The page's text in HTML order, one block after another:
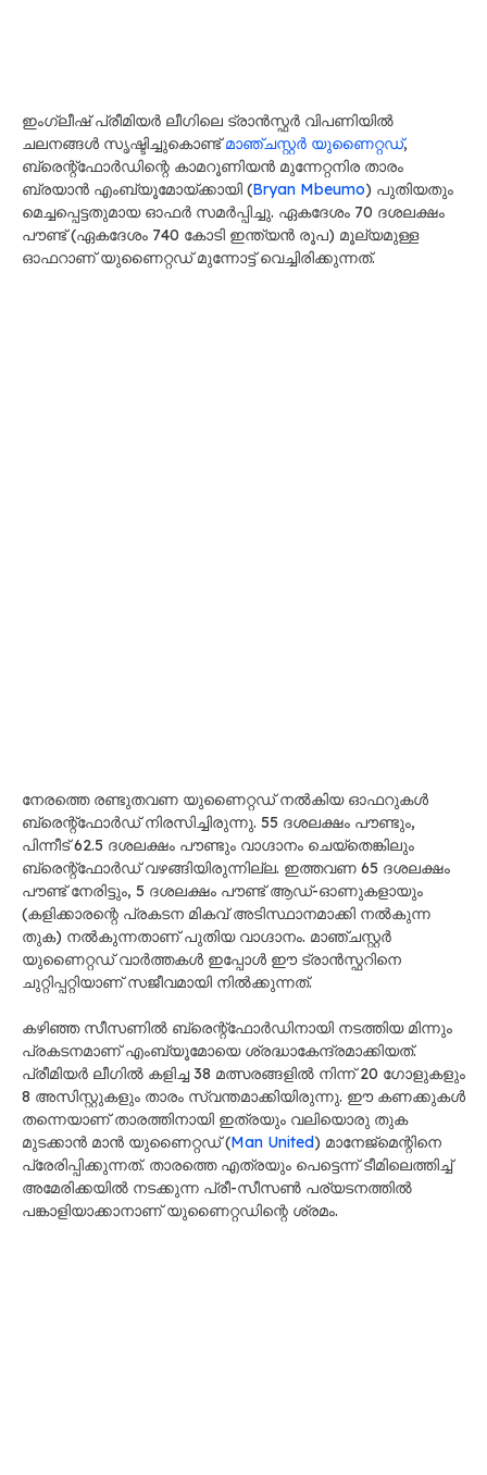
ഇംഗ്ലീഷ് പ്രീമിയർ ലീഗിലെ ട്രാൻസ്ഫർ വിപണിയിൽ
ചലനങ്ങൾ സൃഷ്ടിച്ചുകൊണ്ട്മാഞ്ചസ്റ്റർ യുണൈറ്റഡ്,
ബ്രെന്റ്‌ഫോർഡിന്റെ കാമറൂണിയൻ മുന്നേറ്റനിര താരം
ബ്രയാൻ എംബ്യൂമോയ്ക്കായി (Bryan Mbeumo) പുതിയതും
മെച്ചപ്പെട്ടതുമായ ഓഫർ സമർപ്പിച്ചു. ഏകദേശം 70 ദശലക്ഷം
പൗണ്ട് (ഏകദേശം 740 കോടി ഇന്ത്യൻ രൂപ) മൂല്യമുള്ള
ഓഫറാണ് യുണൈറ്റഡ് മുന്നോട്ട് വെച്ചിരിക്കുന്നത്.
നേരത്തെ രണ്ടുതവണ യുണൈറ്റഡ് നൽകിയ ഓഫറുകൾ
ബ്രെന്റ്‌ഫോർഡ് നിരസിച്ചിരുന്നു. 55 ദശലക്ഷം പൗണ്ടും,
പിന്നീട് 62.5 ദശലക്ഷം പൗണ്ടും വാഗ്ദാനം ചെയ്തെങ്കിലും
ബ്രെന്റ്‌ഫോർഡ് വഴങ്ങിയിരുന്നില്ല. ഇത്തവണ 65 ദശലക്ഷം
പൗണ്ട് നേരിട്ടും, 5 ദശലക്ഷം പൗണ്ട് ആഡ്-ഓണുകളായും
(കളിക്കാരന്റെ പ്രകടന മികവ് അടിസ്ഥാനമാക്കി നൽകുന്ന
തുക) നൽകുന്നതാണ് പുതിയ വാഗ്ദാനം. മാഞ്ചസ്റ്റർ
യുണൈറ്റഡ് വാർത്തകൾ ഇപ്പോൾ ഈ ട്രാൻസ്ഫറിനെ
ചുറ്റിപ്പറ്റിയാണ് സജീവമായി നിൽക്കുന്നത്.
കഴിഞ്ഞ സീസണിൽ ബ്രെന്റ്‌ഫോർഡിനായി നടത്തിയ മിന്നും
പ്രകടനമാണ് എംബ്യൂമോയെ ശ്രദ്ധാകേന്ദ്രമാക്കിയത്.
പ്രീമിയർ ലീഗിൽ കളിച്ച 38 മത്സരങ്ങളിൽ നിന്ന് 20 ഗോളുകളും
8 അസിസ്റ്റുകളും താരം സ്വന്തമാക്കിയിരുന്നു. ഈ കണക്കുകൾ
തന്നെയാണ് താരത്തിനായി ഇത്രയും വലിയൊരു തുക
മുടക്കാൻ മാൻ യുണൈറ്റഡ് (Man United) മാനേജ്മെന്റിനെ
പ്രേരിപ്പിക്കുന്നത്. താരത്തെ എത്രയും പെട്ടെന്ന് ടീമിലെത്തിച്ച്
അമേരിക്കയിൽ നടക്കുന്ന പ്രീ-സീസൺ പര്യടനത്തിൽ
പങ്കാളിയാക്കാനാണ് യുണൈറ്റഡിന്റെ ശ്രമം.